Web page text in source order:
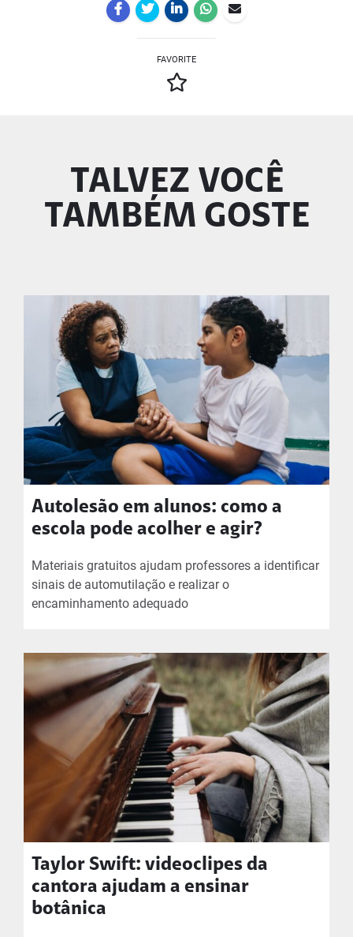
FAVORITE
TALVEZ VOCÊ
TAMBÉM GOSTE
Autolesão em alunos: como a
escola pode acolher e agir?
Materiais gratuitos ajudam professores a identificar
sinais de automutilação e realizar o
encaminhamento adequado
Taylor Swift: videoclipes da
cantora ajudam a ensinar
botânica